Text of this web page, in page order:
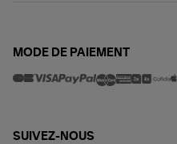
MODE DE PAIEMENT
SUIVEZ-NOUS